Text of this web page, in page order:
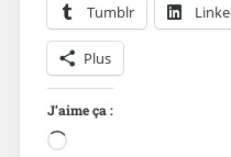
Tumblr
Plus
J’aime ça :